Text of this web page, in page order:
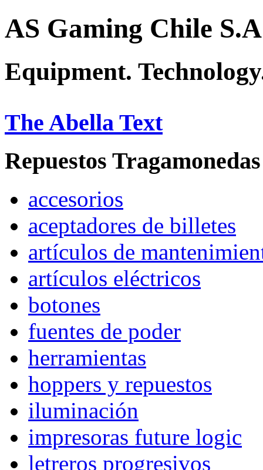
AS Gaming Chile
Equipment.
The Abella Text
Repuestos Tragamonedas
accesorios
aceptadores de billetes
artículos de
artículos eléctricos
botones
fuentes de poder
herramientas
hoppers y repuestos
iluminación
impresoras future logic
letreros progresivos